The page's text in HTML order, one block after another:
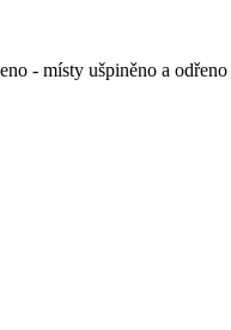
- místy ušpiněno a odřeno